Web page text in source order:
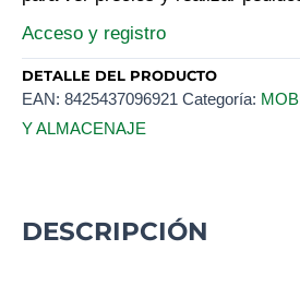
Acceso y registro
DETALLE DEL PRODUCTO
EAN: 8425437096921 Categoría:
Y ALMACENAJE
DESCRIPCIÓN